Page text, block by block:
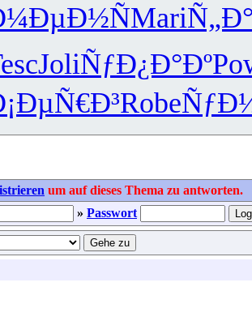
Mari
JoliÑƒÐ¿Ð°Ðº
Robe
um auf dieses Thema zu antworten.
» Passwort